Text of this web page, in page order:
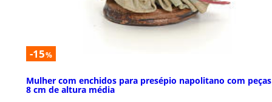
-15%
Mulher com enchidos para presépio napolitano com
8 cm de altura média